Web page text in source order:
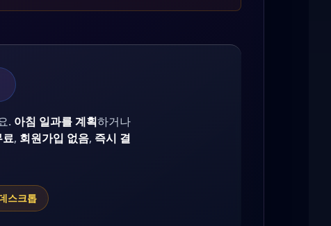
. 아침 일과를 계획하거나
료, 회원가입 없음, 즉시 결
스크톱